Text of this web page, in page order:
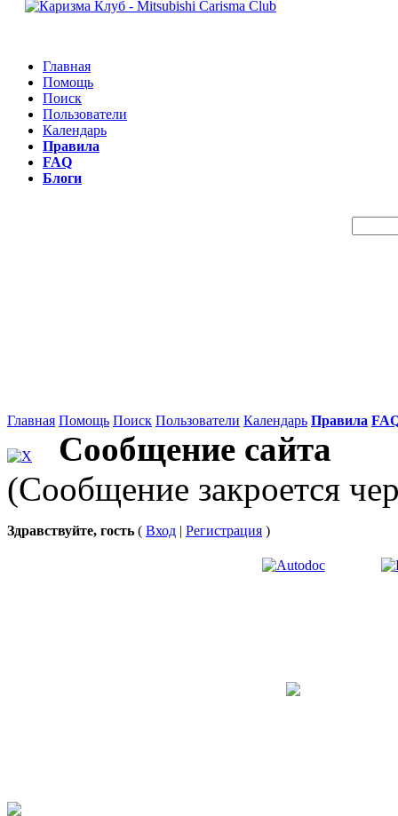
Главная
Помощь
Поиск
Пользователи
Календарь
Правила
FAQ
Блоги
Главная Помощь Поиск Пользователи Календарь Правила
Сообщение сайта
(Сообщение закроется
Здравствуйте, гость ( Вход | Регистрация )